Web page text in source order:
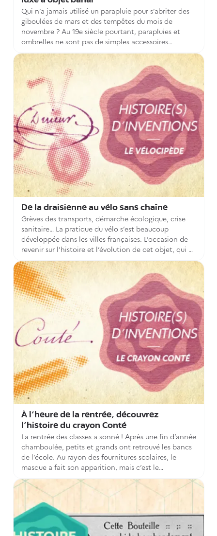
Qui n’a jamais utilisé un parapluie pour s’abriter des
giboulées de mars et des tempêtes du mois de
novembre ? Au 19e siècle pourtant, parapluies et
ombrelles ne sont pas de simples accessoires
permettant de se protéger de la pluie et du beau
temps, mais des symboles d’appartenance à une
classe sociale. Quel meilleur moment que le
printemps, où pluie et beaux jours alternent, pour
revenir sur l’histoire de ces deux objets, à travers les
brevets d’inventions déposés en France au 19e siècle
?
De la draisienne au vélo sans chaîne
Grèves des transports, démarche écologique, crise
sanitaire… La pratique du vélo s’est beaucoup
développée dans les villes françaises. L’occasion de
revenir sur l’histoire et l’évolution de cet objet, qui a
connu de nombreuses innovations, dont l’INPI
conserve précieusement les brevets depuis plus de
200 ans.
À l’heure de la rentrée, découvrez
l’histoire du crayon Conté
La rentrée des classes a sonné ! Après une fin d’année
chamboulée, petits et grands ont retrouvé les bancs
de l’école. Au rayon des fournitures scolaires, le
masque a fait son apparition, mais c’est le
traditionnel crayon qui figure toujours en tête de
liste. L’occasion de revenir sur le célèbre crayon
Conté, dont l’INPI conserve le brevet original.